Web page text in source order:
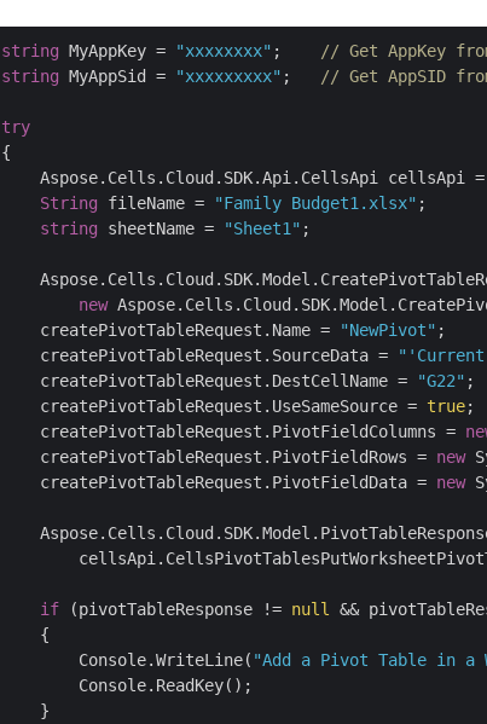
string MyAppKey = "xxxxxxxx" ; // Get AppKey
string MyAppSid = "xxxxxxxxx" ; // Get AppSID
try
{
    Aspose.Cells.Cloud.SDK.Api.CellsApi cellsApi =
String fileName = "Family Budget1.xlsx" ;
string sheetName = "Sheet1" ;
new
    createPivotTableRequest.Name =
"NewPivot" ;
    createPivotTableRequest.SourceData =
    createPivotTableRequest.DestCellName =
"G22" ;
    createPivotTableRequest.UseSameSource =
true;
    createPivotTableRequest.PivotFieldColumns =
    createPivotTableRequest.PivotFieldRows =
new
    createPivotTableRequest.PivotFieldData =
new
if (pivotTableResponse != null &&
    {
        Console.WriteLine(
"Add a Pivot Table in a
        Console.ReadKey();
    }